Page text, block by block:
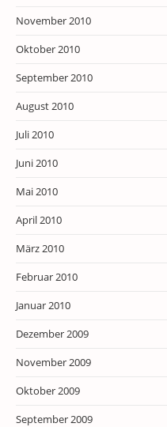
November 2010
Oktober 2010
September 2010
August 2010
Juli 2010
Juni 2010
Mai 2010
April 2010
März 2010
Februar 2010
Januar 2010
Dezember 2009
November 2009
Oktober 2009
September 2009